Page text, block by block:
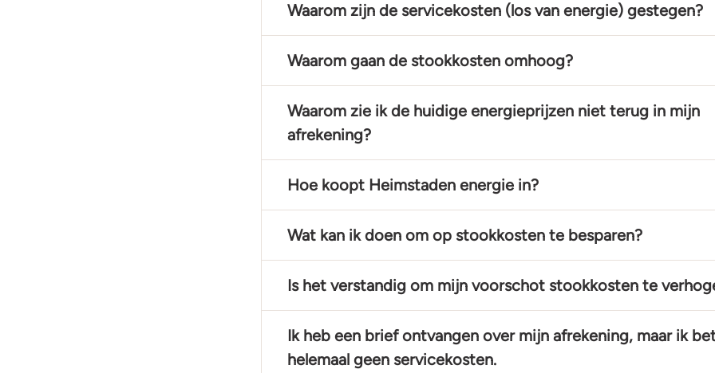
Waarom zijn de servicekosten (los van energie) gestegen?
Waarom gaan de stookkosten omhoog?
Waarom zie ik de huidige energieprijzen niet terug in mijn
afrekening?
Hoe koopt Heimstaden energie in?
Wat kan ik doen om op stookkosten te besparen?
Is het verstandig om mijn voorschot stookkosten te
Ik heb een brief ontvangen over mijn afrekening, maar ik
helemaal geen servicekosten.